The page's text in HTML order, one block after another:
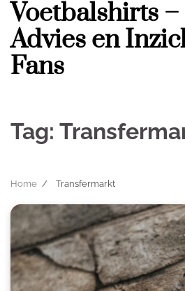
Skip
content
Voetbalshirts
Advies en
Fans
Tag:
Home Transfermarkt